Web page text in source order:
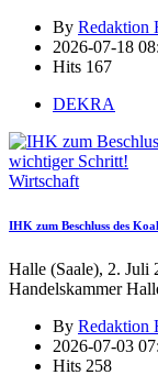
By Redaktion
2026-07-18
Hits 167
DEKRA
Wirtschaft
IHK zum Beschluss des
Halle (Saale), 2. Juli
Handelskammer
By Redaktion
2026-07-03
Hits 258